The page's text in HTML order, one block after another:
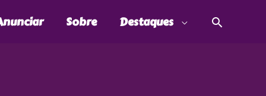
Sobre Destaques